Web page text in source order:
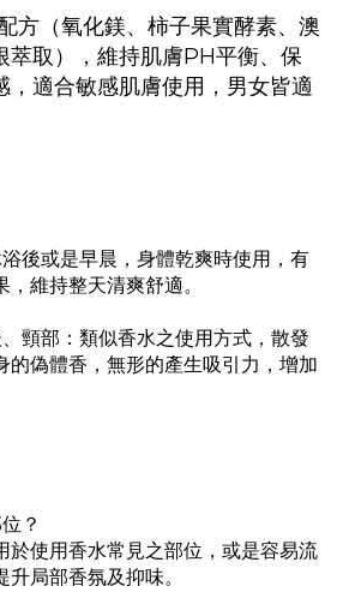
方（氧化鎂、柿子果實酵素、澳
萃取 ），維持肌膚PH平衡、保
，適合敏感肌膚使用，男女皆適
後或是早晨，身體乾爽時使用，有
維持整天清爽舒適。
頸部：類似香水之使用方式，散發
的偽體香，無形的產生吸引力，增加
？
於使用香水常見之部位，或是容易流
局部香氛及抑味。